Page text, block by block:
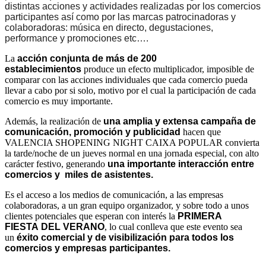
distintas acciones y actividades realizadas por los comercios
participantes así como por las marcas patrocinadoras y
colaboradoras: música en directo, degustaciones,
performance y promociones etc….
La acción conjunta de más de 200
establecimientos produce un efecto multiplicador, imposible de
comparar con las acciones individuales que cada comercio pueda
llevar a cabo por si solo, motivo por el cual la participación de cada
comercio es muy importante.
Además, la realización de una amplia y extensa campaña de
comunicación, promoción y publicidad hacen que
VALENCIA SHOPENING NIGHT CAIXA POPULAR convierta
la tarde/noche de un jueves normal en una jornada especial, con alto
carácter festivo, generando una importante interacción entre
comercios y miles de asistentes.
Es el acceso a los medios de comunicación, a las empresas
colaboradoras, a un gran equipo organizador, y sobre todo a unos
clientes potenciales que esperan con interés la PRIMERA
FIESTA DEL VERANO, lo cual conlleva que este evento sea
un éxito comercial y de visibilización para todos los
comercios y empresas participantes.